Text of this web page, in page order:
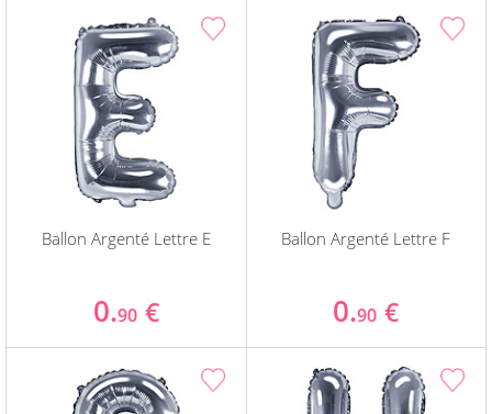
Ballon Argenté Lettre E
0.90 €
Ballon Argenté Lettre F
0.90 €